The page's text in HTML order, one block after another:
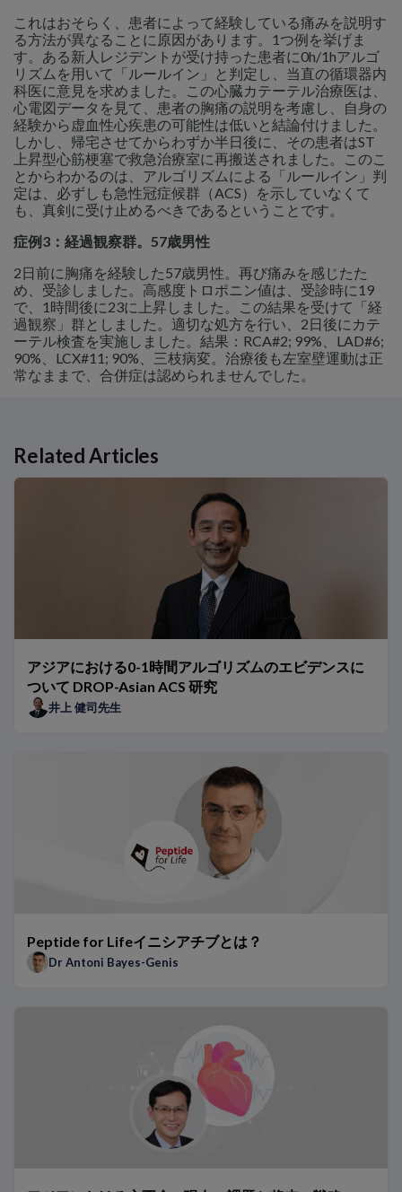
これはおそらく、患者によって経験している痛みを説明す
る方法が異なることに原因があります。1つ例を挙げま
す。ある新人レジデントが受け持った患者に0h/1hアルゴ
リズムを用いて「ルールイン」と判定し、当直の循環器内
科医に意見を求めました。この心臓カテーテル治療医は、
心電図データを見て、患者の胸痛の説明を考慮し、自身の
経験から虚血性心疾患の可能性は低いと結論付けました。
しかし、帰宅させてからわずか半日後に、その患者はST
上昇型心筋梗塞で救急治療室に再搬送されました。このこ
とからわかるのは、アルゴリズムによる「ルールイン」判
定は、必ずしも急性冠症候群（ACS）を示していなくて
も、真剣に受け止めるべきであるということです。
症例3：経過観察群。57歳男性
2日前に胸痛を経験した57歳男性。再び痛みを感じたた
め、受診しました。高感度トロポニン値は、受診時に19
で、1時間後に23に上昇しました。この結果を受けて「経
過観察」群としました。適切な処方を行い、2日後にカテ
ーテル検査を実施しました。結果：RCA#2; 99%、LAD#6;
90%、LCX#11; 90%、三枝病変。治療後も左室壁運動は正
常なままで、合併症は認められませんでした。
Related Articles
Related Links
アジアにおける0-1時間アルゴリズムのエビデンスについて
Peptide for Lifeイニシアチブとは？
アジアにおける心不全 – 現在の課題と将来の戦略
2型糖尿病心不全の予防に向けた取り組み ～JCS/JDS合同コ
CANVAS試験：NT-proBNPと心血管疾患（CVD）リスクの低
高感度トロポニンT（hs-TnT）の性別カットオフの臨床的意義
タイの医療機関における0h/1hアルゴリズムのベネフィット
アジア人患者における0h/1hアルゴリズムのベネフィット
NT-proBNPは異なる集団グループで検証されていますか？
日本の医療機関における0h/1hアルゴリズムのベネフィット
0h/1hアルゴリズムを用いた患者の事例紹介
BNPとNT-proBNPの比較：専門家による見解
ARNi BNPによる治療がナトリウム利尿ペプチドの使用に及ぼ
予後予測およびモニタリングを目的としたNT-proBNPの使用
救急科および病院におけるhs-Tn 0h/1hアルゴリズムのベネフ
TRAPID-AMI試験：AMIの迅速なルールイン／ルールアウト
胸痛患者におけるhs-Tn 0h/1hアルゴリズムのベネフィット
呼吸困難の患者におけるナトリウム利尿ペプチドの役割
ESCおよびAHAの心不全ガイドラインにおけるナトリウム利
NT-proBNPが生み出す違い：Dr Richardsによる受け持ち患者
hs-TnTが生み出す違い – Dr Twerenboldによる事例報告
従来のトロポニンアッセイから高感度トロポニンアッセイへ
アジアにおける0-1時間アルゴリズムのエビデンスに
ついて DROP-Asian ACS 研究
井上 健司先生
Peptide for Lifeイニシアチブとは？
Dr Antoni Bayes-Genis